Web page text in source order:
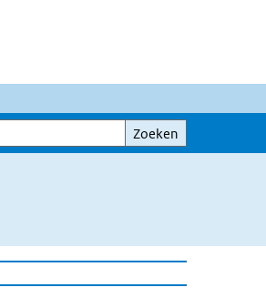
Zoeken